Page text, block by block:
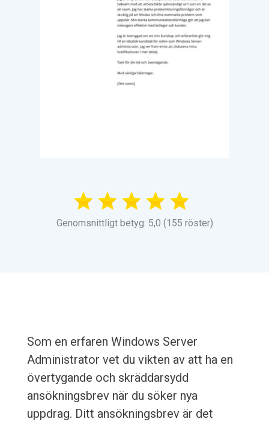
Genomsnittligt betyg: 5,0 (155 röster)
Som en erfaren Windows Server
Administrator vet du vikten av att ha en
övertygande och skräddarsydd
ansökningsbrev när du söker nya
uppdrag. Ditt ansökningsbrev är det